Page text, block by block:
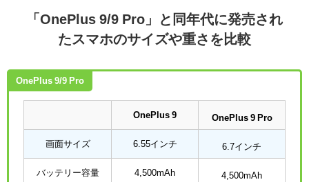
「OnePlus 9/9 Pro」と同年代に発売され
たスマホのサイズや重さを比較
OnePlus 9/9 Pro
OnePlus 9 OnePlus 9 Pro
画面サイズ 6.55インチ 6.7インチ
バッテリー容量 4,500mAh 4,500mAh